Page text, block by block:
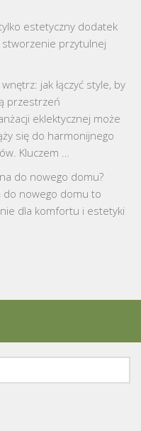
estetyczny dodatek
przytulnej
jak łączyć style, by
przestrzeń
eklektycznej może
się do harmonijnego
Kluczem …
do nowego domu?
nowego domu to
dla komfortu i estetyki